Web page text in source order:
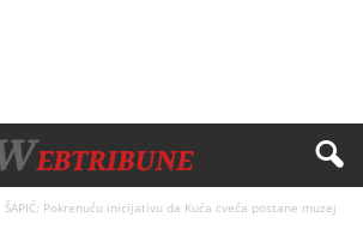
ŠAPIĆ: Pokrenuću inicijativu da Kuća cveća postane muzej